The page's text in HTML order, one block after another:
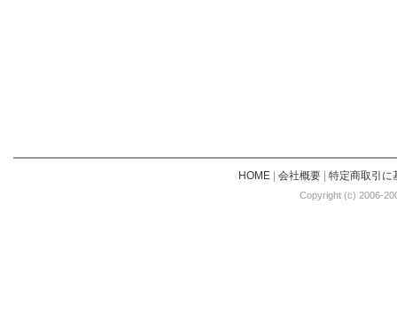
HOME| 会社概要| 特定商取引に
Copyright (c) 2006-